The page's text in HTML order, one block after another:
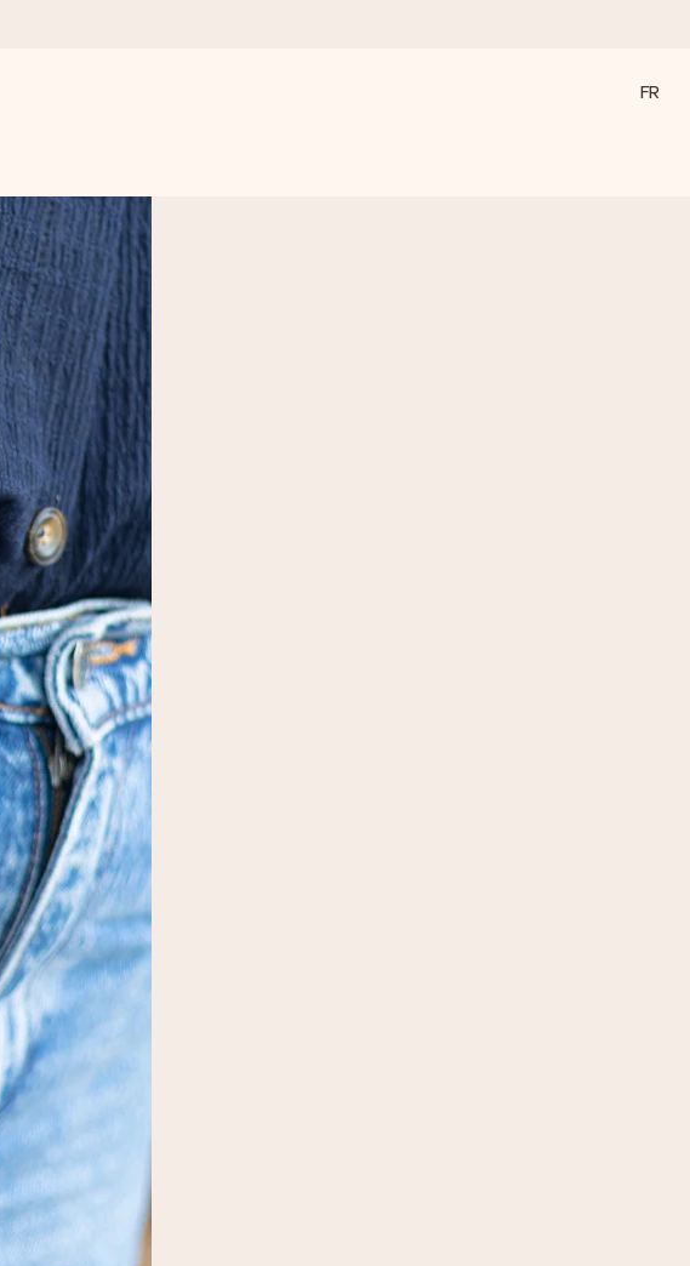
quand cela compte le plus.
où nous sommes présents).
Sans complications, juste tout l’amour pour le moment idéal.
FR